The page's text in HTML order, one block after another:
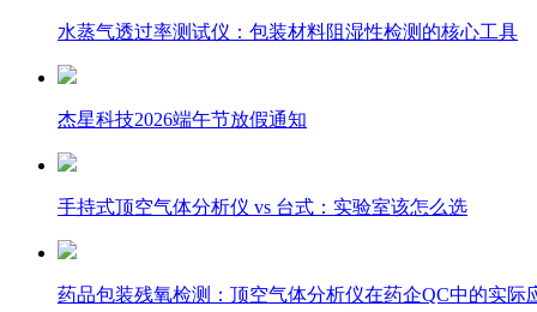
水蒸气透过率测试仪：包装材料阻湿性检测的核心工具
杰星科技2026端午节放假通知
手持式顶空气体分析仪 vs 台式：实验室该怎么选
药品包装残氧检测：顶空气体分析仪在药企QC中的实际